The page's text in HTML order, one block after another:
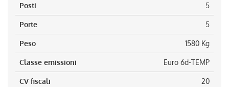
Posti 5
Porte 5
Peso 1580 Kg
Classe emissioni Euro 6d-TEMP
CV fiscali 20